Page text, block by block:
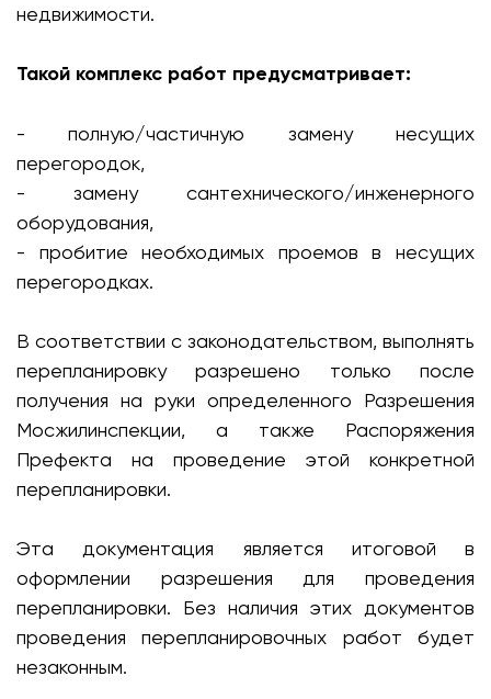
недвижимости.
Такой комплекс работ предусматривает:
- полную/частичную замену несущих
перегородок,
- замену сантехнического/инженерного
оборудования,
- пробитие необходимых проемов в несущих
перегородках.
В соответствии с законодательством, выполнять
перепланировку разрешено только после
получения на руки определенного Разрешения
Мосжилинспекции, а также Распоряжения
Префекта на проведение этой конкретной
перепланировки.
Эта документация является итоговой в
оформлении разрешения для проведения
перепланировки. Без наличия этих документов
проведения перепланировочных работ будет
незаконным.